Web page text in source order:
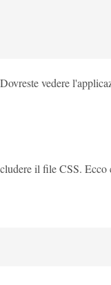
vedere
il file CSS. Ecco